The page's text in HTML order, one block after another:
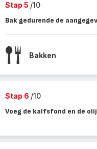
Stap 5 /10
Bak gedurende de
Bakken
Stap 6 /10
Voeg de kalfsfond en de